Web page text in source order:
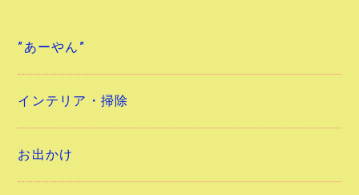
”あーやん”
インテリア・掃除
お出かけ